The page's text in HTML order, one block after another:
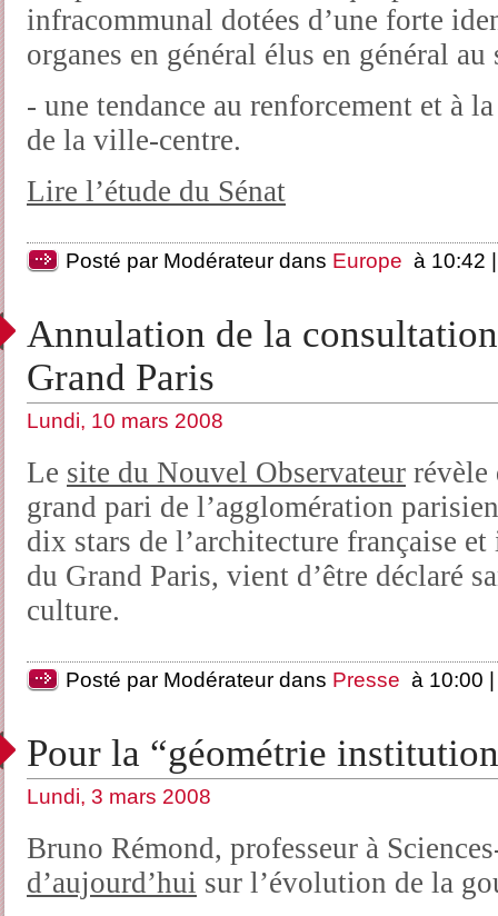
infracommunal dotées d’une forte
organes en général élus en général
- une tendance au renforcement et à
de la ville-centre.
Lire l’étude du Sénat
Posté par Modérateur dans Europe à 10:42
Annulation de la
Grand Paris
Lundi, 10 mars 2008
Le site du Nouvel Observateur révèle
grand pari de l’agglomération
dix stars de l’architecture française
du Grand Paris, vient d’être déclaré
culture.
Posté par Modérateur dans Presse à 10:00
Pour la “géométrie
Lundi, 3 mars 2008
Bruno Rémond, professeur à
d’aujourd’hui sur l’évolution de la